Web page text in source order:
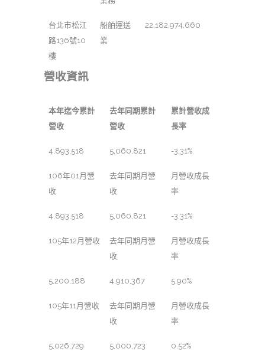
台北市松江
路136號10
樓
船舶運送
業
22,182,974,660
營收資訊
本年迄今累計
營收
去年同期累計
營收
累計營收成
長率
4,893,518 5,060,821 -3.31%
106年01月營
收
去年同期月營
收
月營收成長
率
4,893,518 5,060,821 -3.31%
105年12月營收
去年同期月營
收
月營收成長
率
5,200,188 4,910,367 5.90%
105年11月營收
去年同期月營
收
月營收成長
率
5,026,729 5,000,723 0.52%